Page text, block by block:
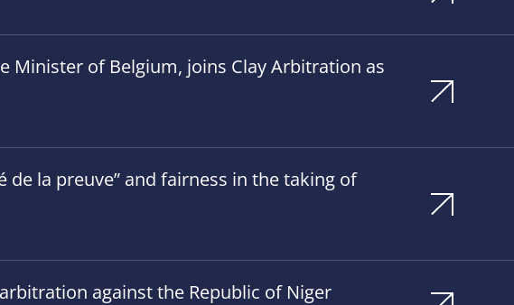
Minister of Belgium, joins Clay Arbitration as
de la preuve” and fairness in the taking of
against the Republic of Niger